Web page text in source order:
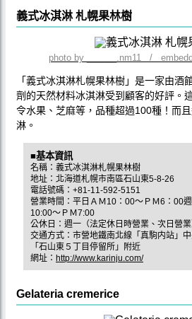
義式冰淇淋 札幌果林樹
photo by ______.nm11 /
「義式冰淇淋札幌果林樹」是一家由酒
劑的天然材料冰淇淋受到顧客的好評。
令水果、芝麻等，品種超過100種！而
淋。
■基本資訊
名稱：義式冰淇淋札幌果林樹
地址：北海道札幌市南區石山東5-8-26
電話號碼：+81-11-592-5151
營業時間：平日ＡＭ10：00～ＰＭ6：00
10:00～ＰＭ7:00
公休日：週一（法定休日時營業、次日營業
交通方式：市營地鐵南北線「真駒内站」
「石山東５丁目停留所」附近
網址： http://www.karinju.com/
Gelateria cremerice